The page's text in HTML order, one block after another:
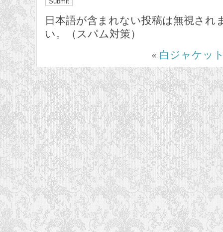
日本語が含まれない投稿は無視され
い。（スパム対策）
« 白ジャケッ